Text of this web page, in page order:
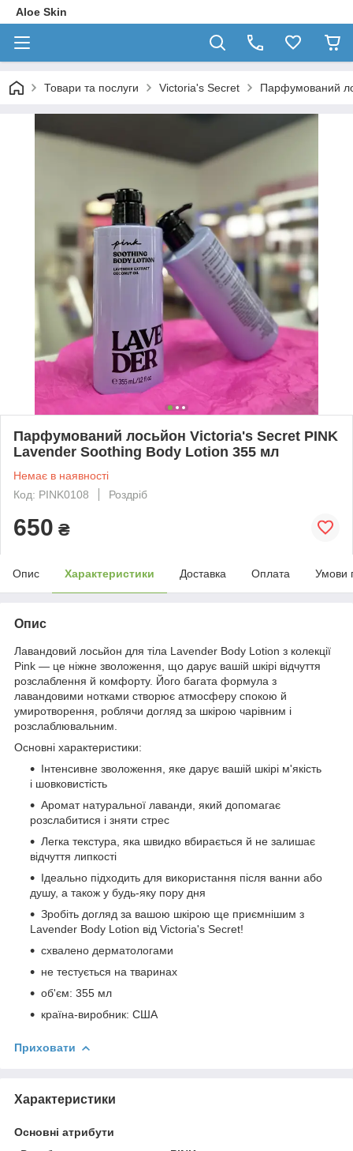
Aloe Skin
Товари та послуги Victoria's Secret Парфумований
Парфумований лосьйон Victoria's Secret PINK
Lavender Soothing Body Lotion 355 мл
Немає в наявності
Код: PINK0108
Роздріб
650 ₴
Опис Характеристики Доставка Оплата Умови
Опис
Лавандовий лосьйон для тіла Lavender Body Lotion з колекції
Pink — це ніжне зволоження, що дарує вашій шкірі відчуття
розслаблення й комфорту. Його багата формула з
лавандовими нотками створює атмосферу спокою й
умиротворення, роблячи догляд за шкірою чарівним і
розслаблювальним.
Основні характеристики:
Інтенсивне зволоження, яке дарує вашій шкірі м'якість
і шовковистість
Аромат натуральної лаванди, який допомагає
розслабитися і зняти стрес
Легка текстура, яка швидко вбирається й не залишає
відчуття липкості
Ідеально підходить для використання після ванни або
душу, а також у будь-яку пору дня
Зробіть догляд за вашою шкірою ще приємнішим з
Lavender Body Lotion від Victoria's Secret!
схвалено дерматологами
не тестується на тваринах
об'єм: 355 мл
країна-виробник: США
Приховати
Характеристики
Основні атрибути